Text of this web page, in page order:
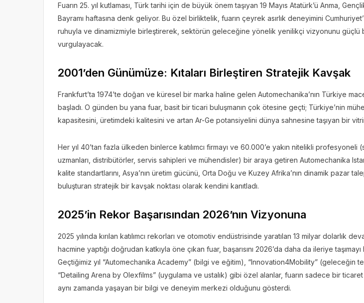
Fuarın 25. yıl kutlaması, Türk tarihi için de büyük önem taşıyan 19 Mayıs Atatürk’ü Anma,
Bayramı haftasına denk geliyor. Bu özel birliktelik, fuarın çeyrek asırlık deneyimini
ruhuyla ve dinamizmiyle birleştirerek, sektörün geleceğine yönelik yenilikçi vizyonunu güçlü
vurgulayacak.
2001’den Günümüze: Kıtaları Birleştiren Stratejik Kavşak
Frankfurt’ta 1974’te doğan ve küresel bir marka haline gelen Automechanika’nın Türkiye
başladı. O günden bu yana fuar, basit bir ticari buluşmanın çok ötesine geçti; Türkiye’nin
kapasitesini, üretimdeki kalitesini ve artan Ar-Ge potansiyelini dünya sahnesine taşıyan bir
Her yıl 40’tan fazla ülkeden binlerce katılımcı firmayı ve 60.000’e yakın nitelikli profesyoneli
uzmanları, distribütörler, servis sahipleri ve mühendisler) bir araya getiren Automechanika
kalite standartlarını, Asya’nın üretim gücünü, Orta Doğu ve Kuzey Afrika’nın dinamik pazar
buluşturan stratejik bir kavşak noktası olarak kendini kanıtladı.
2025’in Rekor Başarısından 2026’nın Vizyonuna
2025 yılında kırılan katılımcı rekorları ve otomotiv endüstrisinde yaratılan 13 milyar dolarlık
hacmine yaptığı doğrudan katkıyla öne çıkan fuar, başarısını 2026’da daha da ileriye
Geçtiğimiz yıl “Automechanika Academy” (bilgi ve eğitim), “Innovation4Mobility” (geleceğin
“Detailing Arena by Olexfilms” (uygulama ve ustalık) gibi özel alanlar, fuarın sadece bir
aynı zamanda yaşayan bir bilgi ve deneyim merkezi olduğunu gösterdi.